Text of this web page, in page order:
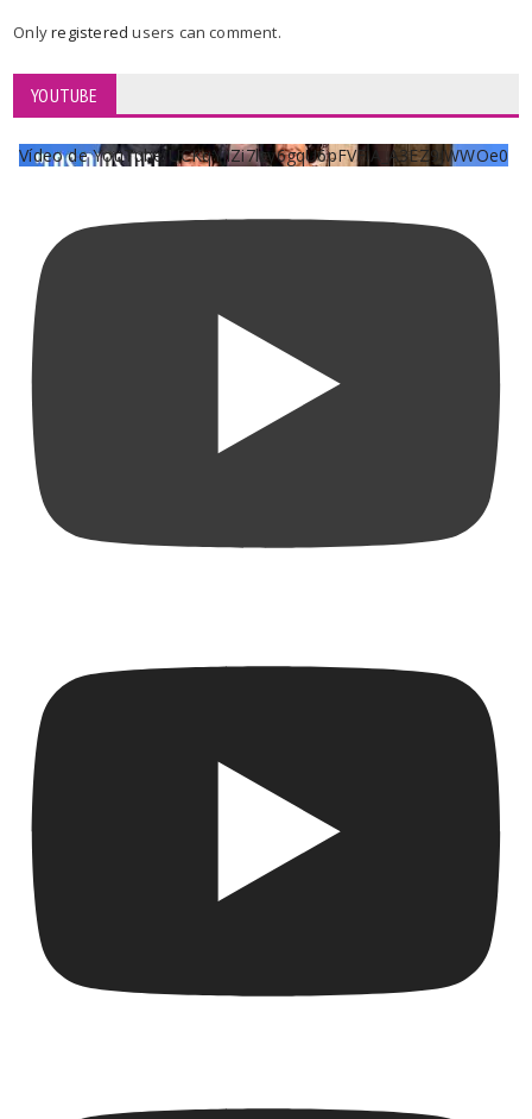
Onlyregisteredusers can comment.
YOUTUBE
Vídeo de YouTube UCKqYjiZi7lzy6gqU6pFVFiA_A3EZ9JWWOe0